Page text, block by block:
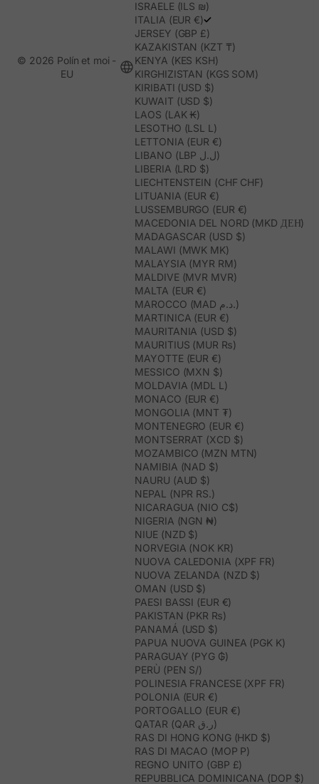
ISRAELE (ILS ₪)
ITALIA (EUR €)
JERSEY (GBP £)
KAZAKISTAN (KZT ₸)
KENYA (KES KSH)
KIRGHIZISTAN (KGS SOM)
KIRIBATI (USD $)
KUWAIT (USD $)
LAOS (LAK ₭)
LESOTHO (LSL L)
LETTONIA (EUR €)
LIBANO (LBP ل.ل)
LIBERIA (LRD $)
LIECHTENSTEIN (CHF CHF)
LITUANIA (EUR €)
LUSSEMBURGO (EUR €)
MACEDONIA DEL NORD (MKD ДЕН)
MADAGASCAR (USD $)
MALAWI (MWK MK)
MALAYSIA (MYR RM)
MALDIVE (MVR MVR)
MALTA (EUR €)
MAROCCO (MAD د.م.)
MARTINICA (EUR €)
MAURITANIA (USD $)
MAURITIUS (MUR ₨)
MAYOTTE (EUR €)
MESSICO (MXN $)
MOLDAVIA (MDL L)
MONACO (EUR €)
MONGOLIA (MNT ₮)
MONTENEGRO (EUR €)
MONTSERRAT (XCD $)
MOZAMBICO (MZN MTN)
NAMIBIA (NAD $)
NAURU (AUD $)
NEPAL (NPR RS.)
NICARAGUA (NIO C$)
NIGERIA (NGN ₦)
NIUE (NZD $)
NORVEGIA (NOK KR)
NUOVA CALEDONIA (XPF FR)
NUOVA ZELANDA (NZD $)
OMAN (USD $)
PAESI BASSI (EUR €)
PAKISTAN (PKR ₨)
PANAMÁ (USD $)
PAPUA NUOVA GUINEA (PGK K)
PARAGUAY (PYG ₲)
PERÙ (PEN S/)
POLINESIA FRANCESE (XPF FR)
POLONIA (EUR €)
PORTOGALLO (EUR €)
QATAR (QAR ر.ق)
RAS DI HONG KONG (HKD $)
RAS DI MACAO (MOP P)
REGNO UNITO (GBP £)
REPUBBLICA DOMINICANA (DOP $)
© 2026 Polín et moi -
EU